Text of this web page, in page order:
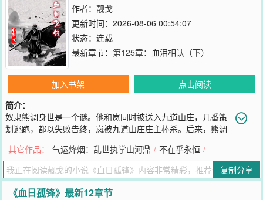
作者： 靓戈
更新时间：2026-08-06 00:54:07
状态：连载
最新章节： 第125章：血泪相认（下）
加入书架
点击阅读
简介：
奴隶熊淍身世是一个谜。他和岚同时被送入九道山庄，几番策
划逃跑，都以失败告终，岚被九道山庄庄主棒杀。后来，熊淍
剑刺向太阳”的杀手剑招。在经历了九死一生的磨难后，熊淍终于揭开
了自己的身世之谜，报仇雪恨，救出了岚。
您要是觉得《血日孤锋》还不错的话请不要忘记向您QQ群和微博微信
里的朋友推荐哦！
其它作品： 气运烽烟：乱世执掌山河鼎 / 不在乎永恒 /
复制分享
《血日孤锋》最新12章节